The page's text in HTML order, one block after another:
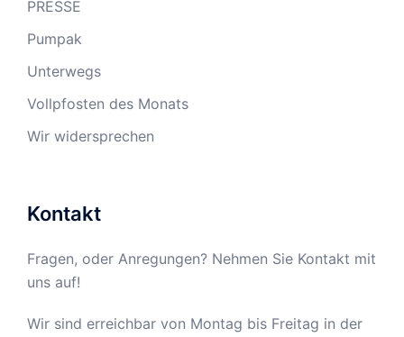
PRESSE
Pumpak
Unterwegs
Vollpfosten des Monats
Wir widersprechen
Kontakt
Fragen, oder Anregungen? Nehmen Sie Kontakt mit
uns auf!
Wir sind erreichbar von Montag bis Freitag in der